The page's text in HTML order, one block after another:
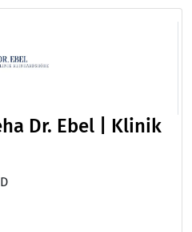
Dr. Ebel | Klinik